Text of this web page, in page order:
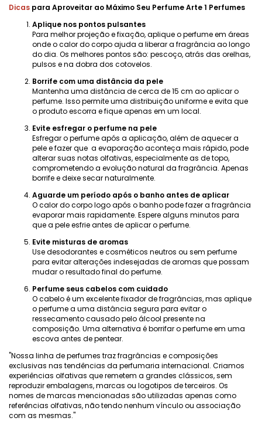
Dicas para Aproveitar ao Máximo Seu Perfume Arte 1 Perfumes
Aplique nos pontos pulsantes
Para melhor projeção e fixação, aplique o perfume em áreas
onde o calor do corpo ajuda a liberar a fragrância ao longo
do dia. Os melhores pontos são: pescoço, atrás das orelhas,
pulsos e na dobra dos cotovelos.
Borrife com uma distância da pele
Mantenha uma distância de cerca de 15 cm ao aplicar o
perfume. Isso permite uma distribuição uniforme e evita que
o produto escorra e fique apenas em um local.
Evite esfregar o perfume na pele
Esfregar o perfume após a aplicação, além de aquecer a
pele e fazer que a evaporação aconteça mais rápido, pode
alterar suas notas olfativas, especialmente as de topo,
comprometendo a evolução natural da fragrância. Apenas
borrife e deixe secar naturalmente.
Aguarde um período após o banho antes de aplicar
O calor do corpo logo após o banho pode fazer a fragrância
evaporar mais rapidamente. Espere alguns minutos para
que a pele esfrie antes de aplicar o perfume.
Evite misturas ​​de aromas
Use desodorantes e cosméticos neutros ou sem perfume
para evitar alterações indesejadas de aromas que possam
mudar o resultado final do perfume.
Perfume seus cabelos com cuidado
O cabelo é um excelente fixador de fragrâncias, mas aplique
o perfume a uma distância segura para evitar o
ressecamento causado pelo álcool presente na
composição. Uma alternativa é borrifar o perfume em uma
escova antes de pentear.
"Nossa linha de perfumes traz fragrâncias e composições
exclusivas nas tendências da perfumaria internacional. Criamos
experiências olfativas que remetem a grandes clássicos, sem
reproduzir embalagens, marcas ou logotipos de terceiros. Os
nomes de marcas mencionadas são utilizadas apenas como
referências olfativas, não tendo nenhum vínculo ou associação
com as mesmas."